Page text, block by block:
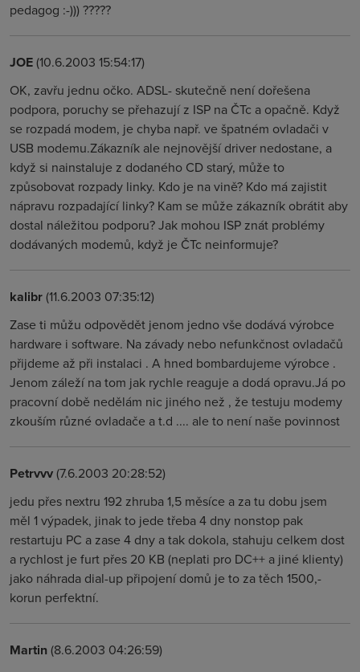
pedagog :-))) ?????
JOE(10.6.2003 15:54:17)
OK, zavřu jednu očko. ADSL- skutečně není dořešena
podpora, poruchy se přehazují z ISP na ČTc a opačně. Když
se rozpadá modem, je chyba např. ve špatném ovladači v
USB modemu.Zákazník ale nejnovější driver nedostane, a
když si nainstaluje z dodaného CD starý, může to
způsobovat rozpady linky. Kdo je na vině? Kdo má zajistit
nápravu rozpadající linky? Kam se může zákazník obrátit aby
dostal náležitou podporu? Jak mohou ISP znát problémy
dodávaných modemů, když je ČTc neinformuje?
kalibr(11.6.2003 07:35:12)
Zase ti můžu odpovědět jenom jedno vše dodává výrobce
hardware i software. Na závady nebo nefunkčnost ovladačů
přijdeme až při instalaci . A hned bombardujeme výrobce .
Jenom záleží na tom jak rychle reaguje a dodá opravu.Já po
pracovní době nedělám nic jiného než , že testuju modemy
zkouším různé ovladače a t.d .... ale to není naše povinnost
Petrvvv(7.6.2003 20:28:52)
jedu přes nextru 192 zhruba 1,5 měsíce a za tu dobu jsem
měl 1 výpadek, jinak to jede třeba 4 dny nonstop pak
restartuju PC a zase 4 dny a tak dokola, stahuju celkem dost
a rychlost je furt přes 20 KB (neplati pro DC++ a jiné klienty)
jako náhrada dial-up připojení domů je to za těch 1500,-
korun perfektní.
Martin(8.6.2003 04:26:59)